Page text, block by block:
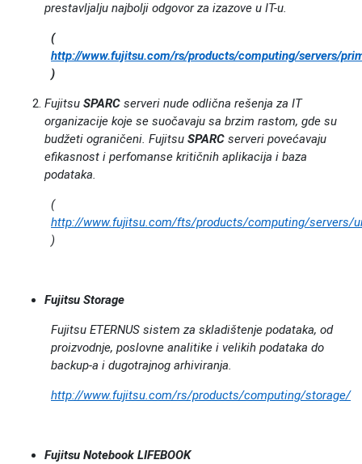
prestavljalju najbolji odgovor za izazove u IT-u.
(
http://www.fujitsu.com/rs/products/computing/servers/
)
Fujitsu SPARC serveri nude odlična rešenja za IT
organizacije koje se suočavaju sa brzim rastom, gde su
budžeti ograničeni. Fujitsu SPARC serveri povećavaju
efikasnost i perfomanse kritičnih aplikacija i baza
podataka.
(
http://www.fujitsu.com/fts/products/computing/servers/
)
Fujitsu Storage
Fujitsu ETERNUS sistem za skladištenje podataka, od
proizvodnje, poslovne analitike i velikih podataka do
backup-a i dugotrajnog arhiviranja.
http://www.fujitsu.com/rs/products/computing/storage/
Fujitsu Notebook LIFEBOOK